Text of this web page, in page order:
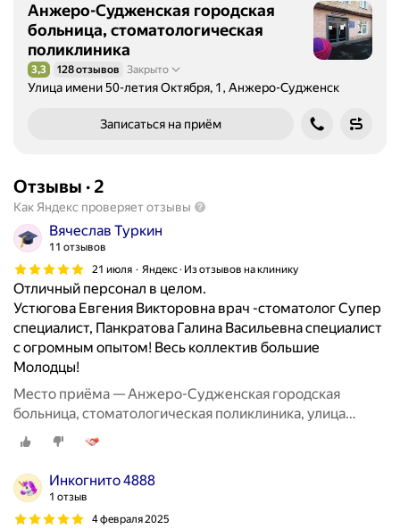
Анжеро-Судженская городская
больница, стоматологическая
поликлиника
Рейтинг 3,3 из 5
3,3 128 отзывов Закрыто
Улица имени 50-летия Октября, 1, Анжеро-Судженск
Записаться на приём
Отзывы · 2
Как Яндекс проверяет отзывы
Вячеслав Туркин
11 отзывов
21 июля
Яндекс · Из отзывов на клинику
Отличный персонал в целом.
Устюгова Евгения Викторовна врач -стоматолог Супер
специалист, Панкратова Галина Васильевна специалист
с огромным опытом! Весь коллектив большие
Молодцы!
Место приёма — Анжеро-Судженская городская
больница, стоматологическая поликлиника, улица
имени 50-летия Октября, 1
Инкогнито 4888
1 отзыв
4 февраля 2025